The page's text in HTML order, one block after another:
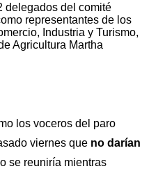
delegados del comité
representantes de los
Industria y Turismo,
Agricultura Martha
los voceros del paro
viernes que no darían
se reuniría mientras